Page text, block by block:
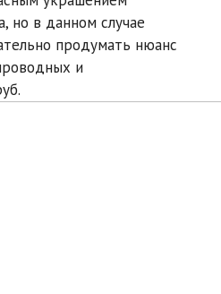
но в данном случае
продумать нюанс
и